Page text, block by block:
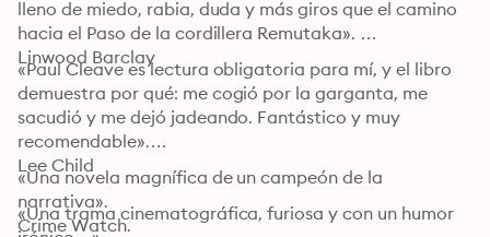
lleno de miedo, rabia, duda y más giros que el camino
hacia el Paso de la cordillera Remutaka».
Linwood Barclay
«Paul Cleave es lectura obligatoria para mí, y el libro
demuestra por qué: me cogió por la garganta, me
sacudió y me dejó jadeando. Fantástico y muy
recomendable».
Lee Child
«Una trama cinematográfica, furiosa y con un humor
«Una novela magnífica de un campeón de la
narrativa».
Crime Watch.